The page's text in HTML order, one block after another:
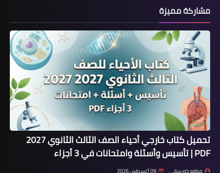
مشاركة مميزة
تحميل كتاب خارجي أحياء الصف الثالث الثانوي 2027
PDF | تأسيس وأسئلة وامتحانات في 3 أجزاء